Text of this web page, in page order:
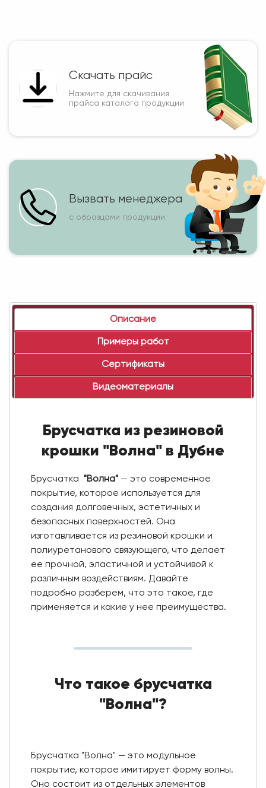
Скачать прайс
Нажмите для скачивания
прайса каталога продукции
Вызвать менеджера
с образцами продукции
Описание
Примеры работ
Сертификаты
Видеоматериалы
Брусчатка из резиновой
крошки "Волна" в Дубне
Брусчатка "Волна"— это современное
покрытие, которое используется для
создания долговечных, эстетичных и
безопасных поверхностей. Она
изготавливается из резиновой крошки и
полиуретанового связующего, что делает
ее прочной, эластичной и устойчивой к
различным воздействиям. Давайте
подробно разберем, что это такое, где
применяется и какие у нее преимущества.
Что такое брусчатка
"Волна"?
Брусчатка "Волна" — это модульное
покрытие, которое имитирует форму волны.
Оно состоит из отдельных элементов